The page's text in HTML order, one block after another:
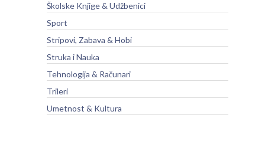
Školske Knjige & Udžbenici
Sport
Stripovi, Zabava & Hobi
Struka i Nauka
Tehnologija & Računari
Trileri
Umetnost & Kultura